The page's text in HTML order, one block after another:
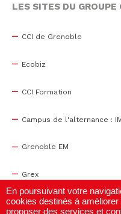
LES SITES DU GROUPE
CCI de Grenoble
Ecobiz
CCI Formation
Campus de l'alternance :
Grenoble EM
Grex
WTC Grenoble
En poursuivant votre
cookies destinés à
proposer des services et